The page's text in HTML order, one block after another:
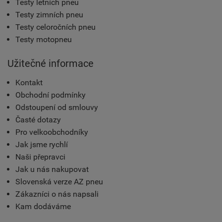
Testy letních pneu
Testy zimních pneu
Testy celoročních pneu
Testy motopneu
Užitečné informace
Kontakt
Obchodní podmínky
Odstoupení od smlouvy
Časté dotazy
Pro velkoobchodníky
Jak jsme rychlí
Naši přepravci
Jak u nás nakupovat
Slovenská verze AZ pneu
Zákazníci o nás napsali
Kam dodáváme